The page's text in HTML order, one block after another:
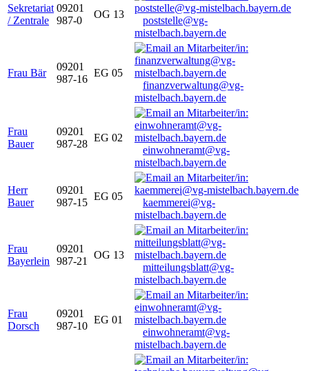
Sekretariat
/ Zentrale
09201
987-0
OG 13
poststelle@vg-
mistelbach.bayern.de
Frau Bär
09201
987-16
EG 05
finanzverwaltung@vg-
mistelbach.bayern.de
Frau
Bauer
09201
987-28
EG 02
einwohneramt@vg-
mistelbach.bayern.de
Herr
Bauer
09201
987-15
EG 05
kaemmerei@vg-
mistelbach.bayern.de
Frau
Bayerlein
09201
987-21
OG 13
mitteilungsblatt@vg-
mistelbach.bayern.de
Frau
Dorsch
09201
987-10
EG 01
einwohneramt@vg-
mistelbach.bayern.de